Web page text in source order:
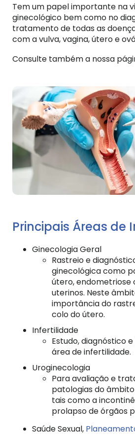
Tem um papel importante na
ginecológico bem como no
tratamento de todas as
com a vulva, vagina, útero e
Consulte também a nossa
Principais Áreas de
Ginecologia Geral
Rastreio e
ginecológica como
útero, endometriose
uterinos. Neste
importância do
colo do útero.
Infertilidade
Estudo, diagnóstico
área de infertilidade.
Uroginecologia
Para avaliação e
patologias do
tais como a
prolapso de órgãos
Saúde Sexual,